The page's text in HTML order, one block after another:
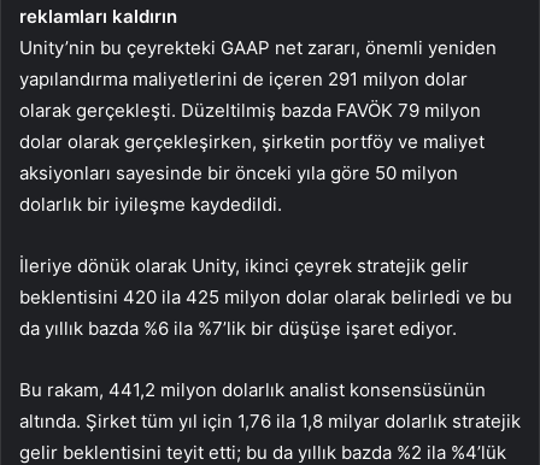
reklamları kaldırın
Unity’nin bu çeyrekteki GAAP net zararı, önemli yeniden
yapılandırma maliyetlerini de içeren 291 milyon dolar
olarak gerçekleşti. Düzeltilmiş bazda FAVÖK 79 milyon
dolar olarak gerçekleşirken, şirketin portföy ve maliyet
aksiyonları sayesinde bir önceki yıla göre 50 milyon
dolarlık bir iyileşme kaydedildi.
İleriye dönük olarak Unity, ikinci çeyrek stratejik gelir
beklentisini 420 ila 425 milyon dolar olarak belirledi ve bu
da yıllık bazda %6 ila %7’lik bir düşüşe işaret ediyor.
Bu rakam, 441,2 milyon dolarlık analist konsensüsünün
altında. Şirket tüm yıl için 1,76 ila 1,8 milyar dolarlık stratejik
gelir beklentisini teyit etti; bu da yıllık bazda %2 ila %4’lük